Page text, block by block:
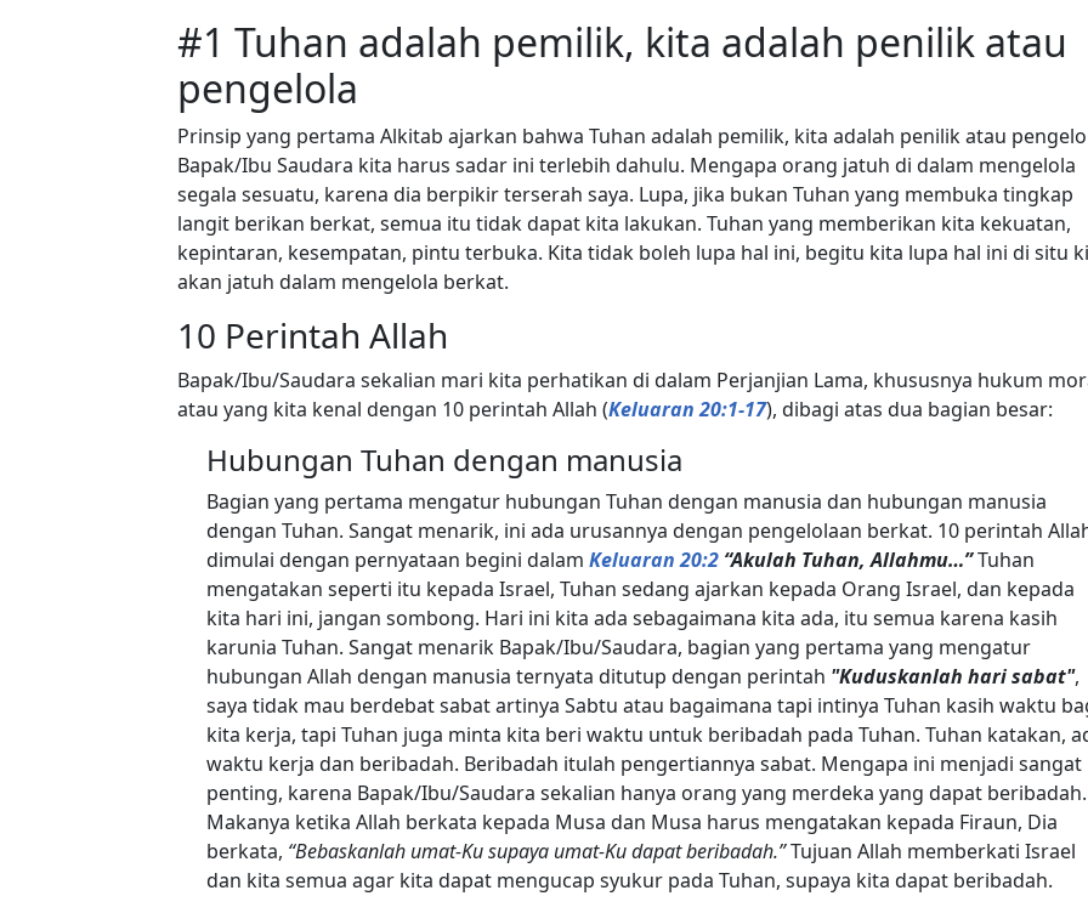
#1 Tuhan adalah pemilik, kita adalah penilik atau
pengelola
Prinsip yang pertama Alkitab ajarkan bahwa Tuhan adalah pemilik, kita adalah penilik atau
Bapak/Ibu Saudara kita harus sadar ini terlebih dahulu. Mengapa orang jatuh di dalam mengelola
segala sesuatu, karena dia berpikir terserah saya. Lupa, jika bukan Tuhan yang membuka tingkap
langit berikan berkat, semua itu tidak dapat kita lakukan. Tuhan yang memberikan kita kekuatan,
kepintaran, kesempatan, pintu terbuka. Kita tidak boleh lupa hal ini, begitu kita lupa hal ini di situ
akan jatuh dalam mengelola berkat.
10 Perintah Allah
Bapak/Ibu/Saudara sekalian mari kita perhatikan di dalam Perjanjian Lama, khususnya hukum
atau yang kita kenal dengan 10 perintah Allah (Keluaran 20:1-17), dibagi atas dua bagian besar:
Hubungan Tuhan dengan manusia
Bagian yang pertama mengatur hubungan Tuhan dengan manusia dan hubungan manusia
dengan Tuhan. Sangat menarik, ini ada urusannya dengan pengelolaan berkat. 10 perintah
dimulai dengan pernyataan begini dalam Keluaran 20:2 “Akulah Tuhan, Allahmu…”Tuhan
mengatakan seperti itu kepada Israel, Tuhan sedang ajarkan kepada Orang Israel, dan kepada
kita hari ini, jangan sombong. Hari ini kita ada sebagaimana kita ada, itu semua karena kasih
karunia Tuhan. Sangat menarik Bapak/Ibu/Saudara, bagian yang pertama yang mengatur
hubungan Allah dengan manusia ternyata ditutup dengan perintah "Kuduskanlah hari sabat",
saya tidak mau berdebat sabat artinya Sabtu atau bagaimana tapi intinya Tuhan kasih waktu
kita kerja, tapi Tuhan juga minta kita beri waktu untuk beribadah pada Tuhan. Tuhan katakan,
waktu kerja dan beribadah. Beribadah itulah pengertiannya sabat. Mengapa ini menjadi sangat
penting, karena Bapak/Ibu/Saudara sekalian hanya orang yang merdeka yang dapat beribadah.
Makanya ketika Allah berkata kepada Musa dan Musa harus mengatakan kepada Firaun, Dia
berkata, “Bebaskanlah umat-Ku supaya umat-Ku dapat beribadah.”Tujuan Allah memberkati Israel
dan kita semua agar kita dapat mengucap syukur pada Tuhan, supaya kita dapat beribadah.